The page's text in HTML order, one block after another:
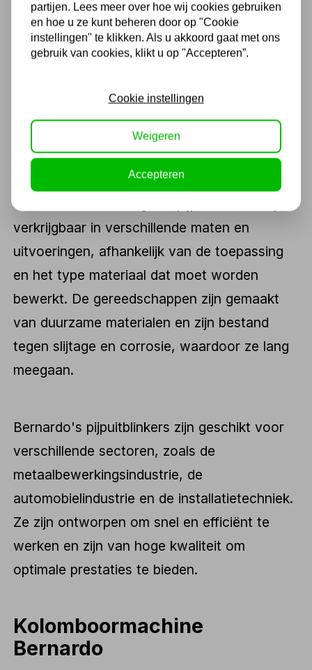
en op te ruimen, zodat ze klaar zijn voor
verdere bewerking of gebruik. . De Bernardo
Pijpuitklinker bestaat uit twee koppels met
zodat er geen lekkage optreedt tijdens het
werk. Het gereedschap kan ook worden
gebruikt om buisverbindingen te verankeren
met behulp van kernsmelting, wat zorgt voor
een sterke verbinding. De pijpuitblinkers zijn
verkrijgbaar in verschillende maten en
uitvoeringen, afhankelijk van de toepassing
en het type materiaal dat moet worden
bewerkt. De gereedschappen zijn gemaakt
van duurzame materialen en zijn bestand
tegen slijtage en corrosie, waardoor ze lang
meegaan.
Bernardo's pijpuitblinkers zijn geschikt voor
verschillende sectoren, zoals de
metaalbewerkingsindustrie, de
automobielindustrie en de installatietechniek.
Ze zijn ontworpen om snel en efficiënt te
werken en zijn van hoge kwaliteit om
optimale prestaties te bieden.
Kolomboormachine
Bernardo
partijen. Lees meer over hoe wij cookies gebruiken
en hoe u ze kunt beheren door op "Cookie
instellingen" te klikken. Als u akkoord gaat met ons
gebruik van cookies, klikt u op "Accepteren”.
Cookie instellingen
Weigeren
Accepteren